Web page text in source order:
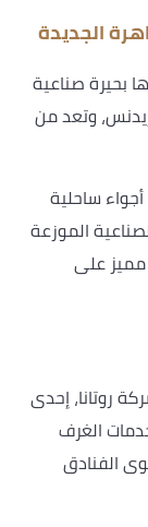
الجديدة
بحيرة صناعية
وتعد من
ساحلية
الموزعة
على
روتانا، إحدى
الغرف
الفنادق